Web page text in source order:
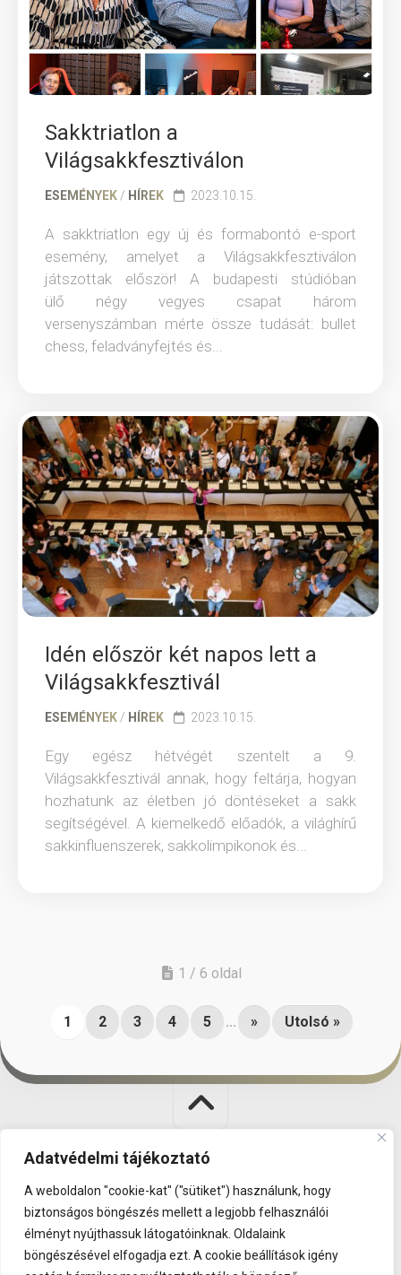
Adatvédelmi tájékoztató
A weboldalon "cookie-kat" ("sütiket") használunk, hogy
biztonságos böngészés mellett a legjobb felhasználói
élményt nyújthassuk látogatóinknak. Oldalaink
böngészésével elfogadja ezt. A cookie beállítások igény
Sakktriatlon a
Világsakkfesztiválon
ESEMÉNYEK / HÍREK 2023.10.15.
A sakktriatlon egy új és formabontó e-sport
esemény, amelyet a Világsakkfesztiválon
játszottak először! A budapesti stúdióban
ülő négy vegyes csapat három
versenyszámban mérte össze tudását: bullet
chess, feladványfejtés és...
Idén először két napos lett a
Világsakkfesztivál
ESEMÉNYEK / HÍREK 2023.10.15.
Egy egész hétvégét szentelt a 9.
Világsakkfesztivál annak, hogy feltárja, hogyan
hozhatunk az életben jó döntéseket a sakk
segítségével. A kiemelkedő előadók, a világhírű
sakkinfluenszerek, sakkolimpikonok és...
1 / 6 oldal
1 2 3 4 5 ... » Utolsó »
Polgár Judit Sakk Alapítvány © 2026. All Rights Reserved.
KÜLDETÉS |KAPCSOLAT|BESZÁMOLÓK|ADATVÉDELEM